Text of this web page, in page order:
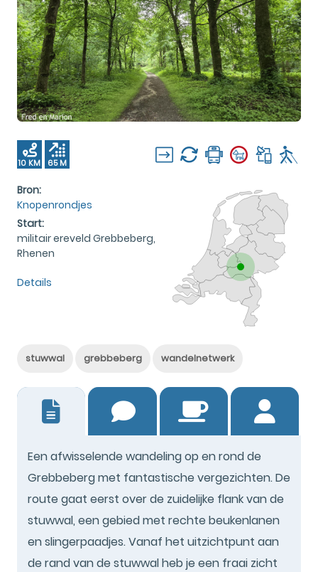
10 KM 65 M
Bron:
Knopenrondjes
Start:
militair ereveld Grebbeberg,
Rhenen
Details
stuwwal grebbeberg wandelnetwerk
Een afwisselende wandeling op en rond de
Grebbeberg met fantastische vergezichten. De
route gaat eerst over de zuidelijke flank van de
stuwwal, een gebied met rechte beukenlanen
en slingerpaadjes. Vanaf het uitzichtpunt aan
de rand van de stuwwal heb je een fraai zicht